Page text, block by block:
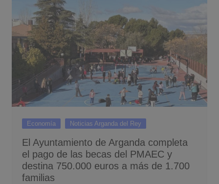
Economía Noticias Arganda del Rey
El Ayuntamiento de Arganda completa
el pago de las becas del PMAEC y
destina 750.000 euros a más de 1.700
familias